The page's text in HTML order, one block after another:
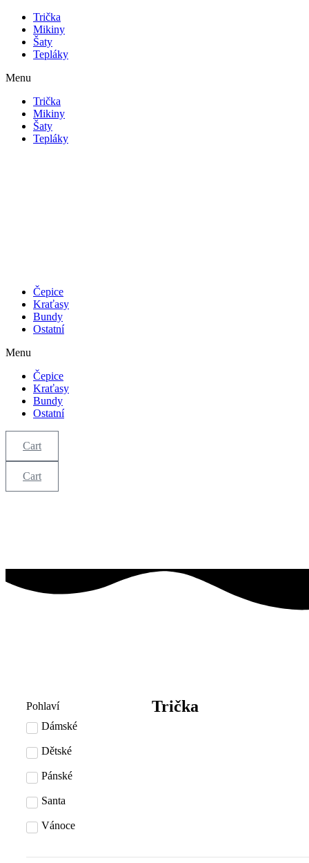
Přejít
obsahu
Trička
Mikiny
Šaty
Tepláky
Menu
Trička
Mikiny
Šaty
Tepláky
Čepice
Kraťasy
Bundy
Ostatní
Menu
Čepice
Kraťasy
Bundy
Ostatní
Cart
Cart
Trička
Pohlaví
Dámské
Dětské
Pánské
Santa
Vánoce